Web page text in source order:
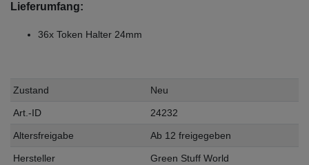
Lieferumfang:
36x Token Halter 24mm
Zustand Neu
Art.-ID 24232
Altersfreigabe Ab 12 freigegeben
Hersteller Green Stuff World